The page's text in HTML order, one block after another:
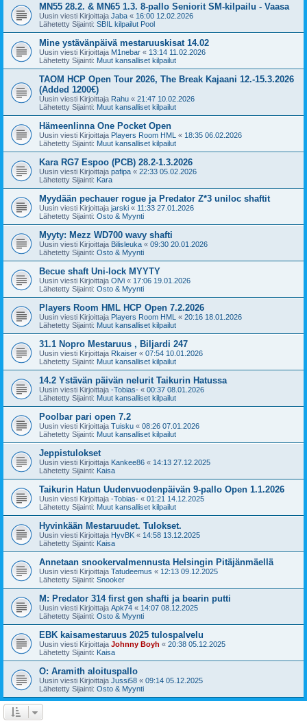
MN55 28.2. & MN65 1.3. 8-pallo Seniorit SM-kilpailu - Vaasa
Uusin viesti Kirjoittaja Jaba « 16:00 12.02.2026
Lähetetty Sijainti: SBIL kilpailut Pool
Mine ystävänpäivä mestaruuskisat 14.02
Uusin viesti Kirjoittaja M1nebar « 13:14 11.02.2026
Lähetetty Sijainti: Muut kansalliset kilpailut
TAOM HCP Open Tour 2026, The Break Kajaani 12.-15.3.2026
(Added 1200€)
Uusin viesti Kirjoittaja Rahu « 21:47 10.02.2026
Lähetetty Sijainti: Muut kansalliset kilpailut
Hämeenlinna One Pocket Open
Uusin viesti Kirjoittaja Players Room HML « 18:35 06.02.2026
Lähetetty Sijainti: Muut kansalliset kilpailut
Kara RG7 Espoo (PCB) 28.2-1.3.2026
Uusin viesti Kirjoittaja pafipa « 22:33 05.02.2026
Lähetetty Sijainti: Kara
Myydään pechauer rogue ja Predator Z*3 uniloc shaftit
Uusin viesti Kirjoittaja jarski « 11:33 27.01.2026
Lähetetty Sijainti: Osto & Myynti
Myyty: Mezz WD700 wavy shafti
Uusin viesti Kirjoittaja Bilisleuka « 09:30 20.01.2026
Lähetetty Sijainti: Osto & Myynti
Becue shaft Uni-lock MYYTY
Uusin viesti Kirjoittaja OlVi « 17:06 19.01.2026
Lähetetty Sijainti: Osto & Myynti
Players Room HML HCP Open 7.2.2026
Uusin viesti Kirjoittaja Players Room HML « 20:16 18.01.2026
Lähetetty Sijainti: Muut kansalliset kilpailut
31.1 Nopro Mestaruus , Biljardi 247
Uusin viesti Kirjoittaja Rkaiser « 07:54 10.01.2026
Lähetetty Sijainti: Muut kansalliset kilpailut
14.2 Ystävän päivän nelurit Taikurin Hatussa
Uusin viesti Kirjoittaja -Tobias- « 00:37 08.01.2026
Lähetetty Sijainti: Muut kansalliset kilpailut
Poolbar pari open 7.2
Uusin viesti Kirjoittaja Tuisku « 08:26 07.01.2026
Lähetetty Sijainti: Muut kansalliset kilpailut
Jeppistulokset
Uusin viesti Kirjoittaja Kankee86 « 14:13 27.12.2025
Lähetetty Sijainti: Kaisa
Taikurin Hatun Uudenvuodenpäivän 9-pallo Open 1.1.2026
Uusin viesti Kirjoittaja -Tobias- « 01:21 14.12.2025
Lähetetty Sijainti: Muut kansalliset kilpailut
Hyvinkään Mestaruudet. Tulokset.
Uusin viesti Kirjoittaja HyvBK « 14:58 13.12.2025
Lähetetty Sijainti: Kaisa
Annetaan snookervalmennusta Helsingin Pitäjänmäellä
Uusin viesti Kirjoittaja Tatudeemus « 12:13 09.12.2025
Lähetetty Sijainti: Snooker
M: Predator 314 first gen shafti ja bearin putti
Uusin viesti Kirjoittaja Apk74 « 14:07 08.12.2025
Lähetetty Sijainti: Osto & Myynti
EBK kaisamestaruus 2025 tulospalvelu
Uusin viesti Kirjoittaja Johnny Boyh « 20:38 05.12.2025
Lähetetty Sijainti: Kaisa
O: Aramith aloituspallo
Uusin viesti Kirjoittaja Jussi58 « 09:14 05.12.2025
Lähetetty Sijainti: Osto & Myynti